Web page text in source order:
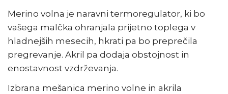
Merino volna je naravni termoregulator, ki bo
vašega malčka ohranjala prijetno toplega v
hladnejših mesecih, hkrati pa bo preprečila
pregrevanje. Akril pa dodaja obstojnost in
enostavnost vzdrževanja.
Izbrana mešanica merino volne in akrila